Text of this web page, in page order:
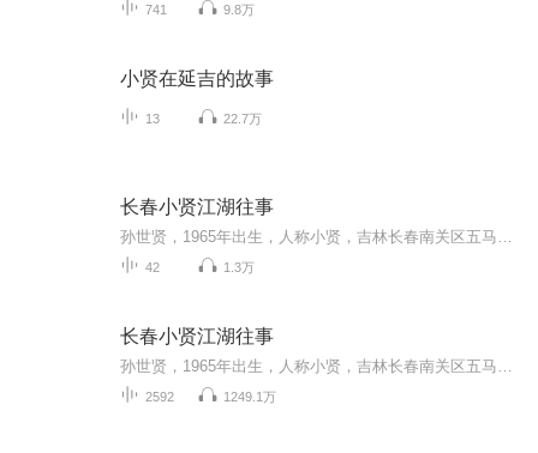
741 9.8万
小贤在延吉的故事
13 22.7万
长春小贤江湖往事
42 1.3万
长春小贤江湖往事
2592 1249.1万